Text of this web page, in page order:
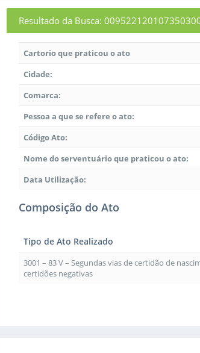
Resultado da Busca:
Cartorio que praticou o ato
Cidade:
Comarca:
Pessoa a que se refere o ato:
Código Ato:
Nome do serventuário que praticou o ato:
Data Utilização:
Composição do Ato
Tipo de Ato Realizado
3001 – 83 V – Segundas vias de certidão de
certidões negativas